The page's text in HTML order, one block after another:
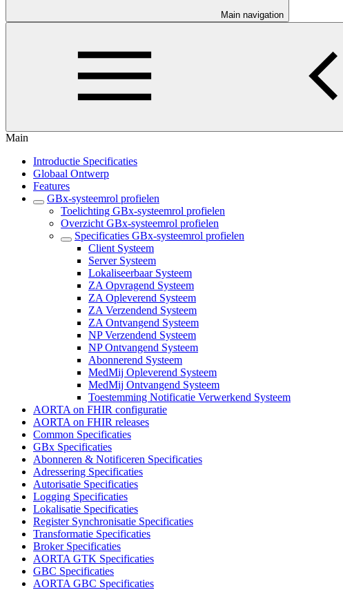
Main navigation
Main
Introductie Specificaties
Globaal Ontwerp
Features
GBx-systeemrol profielen
Toelichting GBx-systeemrol profielen
Overzicht GBx-systeemrol profielen
Specificaties GBx-systeemrol profielen
Client Systeem
Server Systeem
Lokaliseerbaar Systeem
ZA Opvragend Systeem
ZA Opleverend Systeem
ZA Verzendend Systeem
ZA Ontvangend Systeem
NP Verzendend Systeem
NP Ontvangend Systeem
Abonnerend Systeem
MedMij Opleverend Systeem
MedMij Ontvangend Systeem
Toestemming Notificatie Verwerkend Systeem
AORTA on FHIR configuratie
AORTA on FHIR releases
Common Specificaties
GBx Specificaties
Abonneren & Notificeren Specificaties
Adressering Specificaties
Autorisatie Specificaties
Logging Specificaties
Lokalisatie Specificaties
Register Synchronisatie Specificaties
Transformatie Specificaties
Broker Specificaties
AORTA GTK Specificaties
GBC Specificaties
AORTA GBC Specificaties